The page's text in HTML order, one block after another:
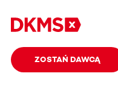
ZOSTAŃ DAWCĄ